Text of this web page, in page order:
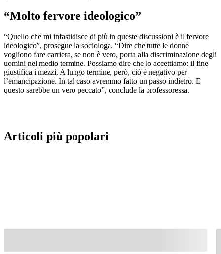
“Molto fervore ideologico”
“Quello che mi infastidisce di più in queste discussioni è il fervore
ideologico”, prosegue la sociologa. “Dire che tutte le donne
vogliono fare carriera, se non è vero, porta alla discriminazione degli
uomini nel medio termine. Possiamo dire che lo accettiamo: il fine
giustifica i mezzi. A lungo termine, però, ciò è negativo per
l’emancipazione. In tal caso avremmo fatto un passo indietro. E
questo sarebbe un vero peccato”, conclude la professoressa.
Articoli più popolari